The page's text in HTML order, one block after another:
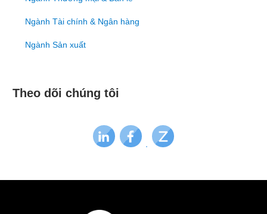
Ngành Tài chính & Ngân hàng
Ngành Sản xuất
Theo dõi chúng tôi